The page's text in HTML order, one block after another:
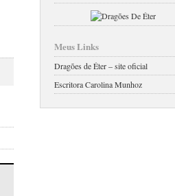
Meus Links
Dragões de Éter – site oficial
Escritora Carolina Munhoz